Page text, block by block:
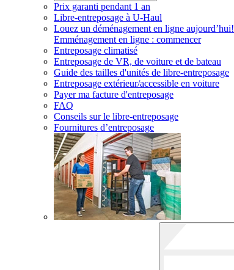
Prix garanti pendant 1 an
Libre-entreposage à U-Haul
Louez un déménagement en ligne aujourd’hui!
Emménagement en ligne : commencer
Entreposage climatisé
Entreposage de VR, de voiture et de bateau
Guide des tailles d'unités de libre-entreposage
Entreposage extérieur/accessible en voiture
Payer ma facture d'entreposage
FAQ
Conseils sur le libre-entreposage
Fournitures d’entreposage